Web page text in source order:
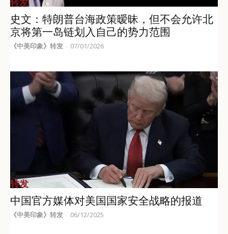
史文：特朗普台海政策暧昧，但不会允许北
京将第一岛链划入自己的势力范围
《中美印象》转发 - 07/01/2026
转发
中国官方媒体对美国国家安全战略的报道
《中美印象》转发 - 06/12/2025